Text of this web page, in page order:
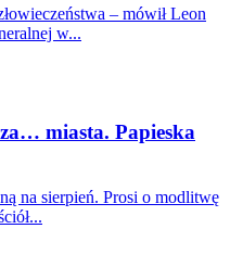
– mówił Leon
w...
miasta. Papieska
na sierpień. Prosi o modlitwę